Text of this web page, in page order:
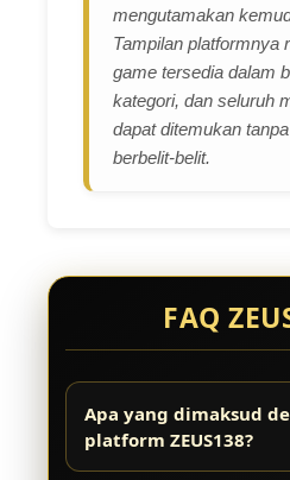
mengutamakan
Tampilan platformnya
game tersedia dalam
kategori, dan seluruh
dapat ditemukan
berbelit-belit.
FAQ
Apa yang dimaksud
platform ZEUS138?